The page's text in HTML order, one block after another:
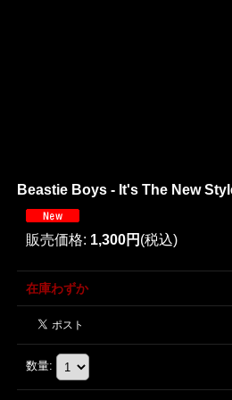
Beastie Boys - It's The New
販売価格: 1,300円 (税込)
在庫わずか
数量: